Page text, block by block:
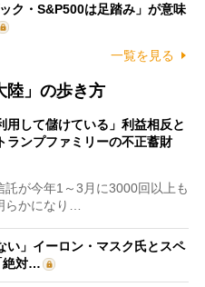
ク・S&P500は足踏み」が意味
一覧を見る
陸」の歩き方
用して儲けている」利益相反と
ランプファミリーの不正蓄財
が今年1～3月に3000回以上も
らかになり…
い」イーロン・マスク氏とスペ
絶対…